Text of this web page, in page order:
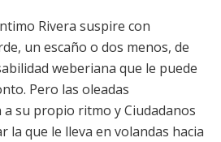
Rivera suspire con
un escaño o dos menos, de
weberiana que le puede
Pero las oleadas
a su propio ritmo y Ciudadanos
la que le lleva en volandas hacia